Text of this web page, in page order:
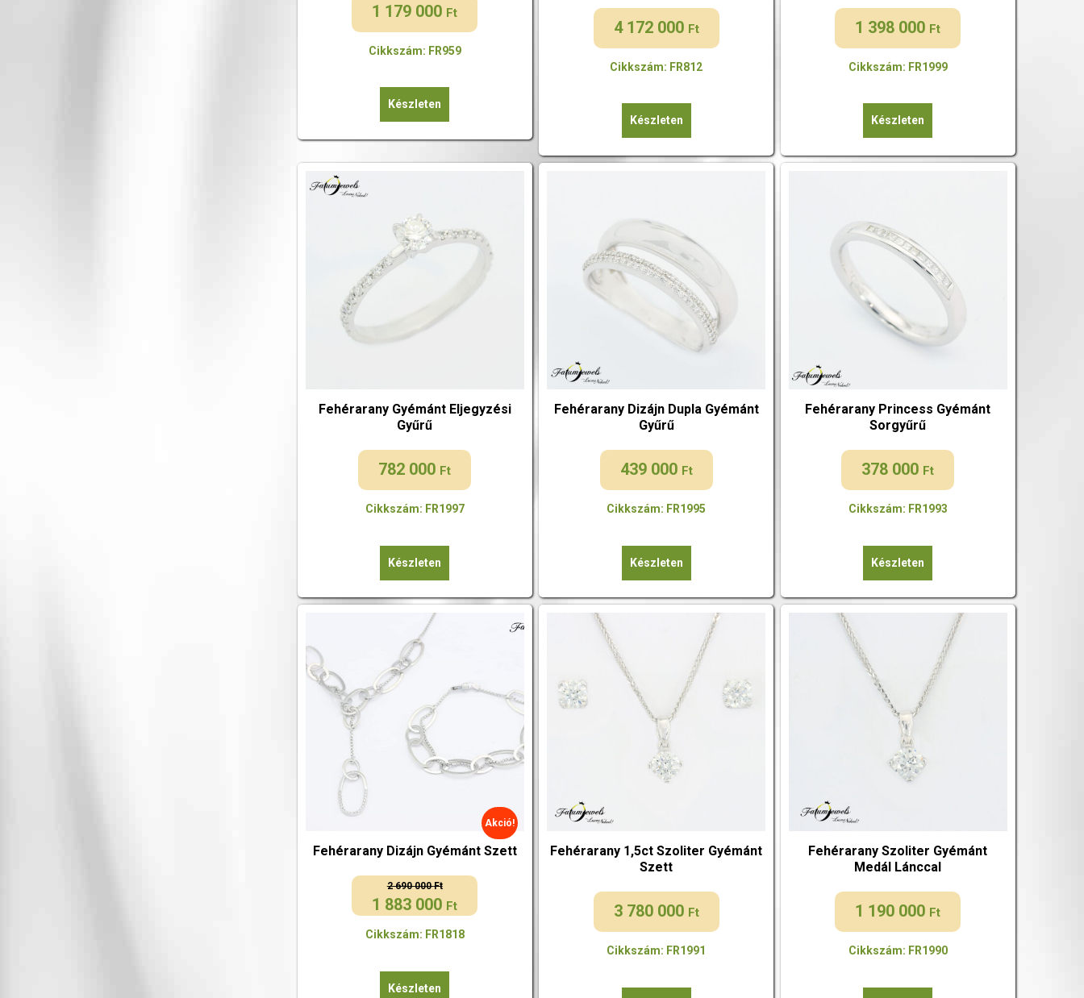
1 179 000 Ft
Cikkszám: FR959
Készleten
4 172 000 Ft
Cikkszám: FR812
Készleten
1 398 000 Ft
Cikkszám: FR1999
Készleten
Fehérarany Gyémánt Eljegyzési
Gyűrű
782 000 Ft
Cikkszám: FR1997
Készleten
Fehérarany Dizájn Dupla Gyémánt
Gyűrű
439 000 Ft
Cikkszám: FR1995
Készleten
Fehérarany Princess Gyémánt
Sorgyűrű
378 000 Ft
Cikkszám: FR1993
Készleten
Fehérarany Dizájn Gyémánt Szett
2 690 000Ft
Original
was:
690
1 883 000 Ft
Current
is:
883
Akció!
Cikkszám: FR1818
Készleten
Fehérarany 1,5ct Szoliter Gyémánt
Szett
3 780 000 Ft
Cikkszám: FR1991
Fehérarany Szoliter Gyémánt
Medál Lánccal
1 190 000 Ft
Cikkszám: FR1990